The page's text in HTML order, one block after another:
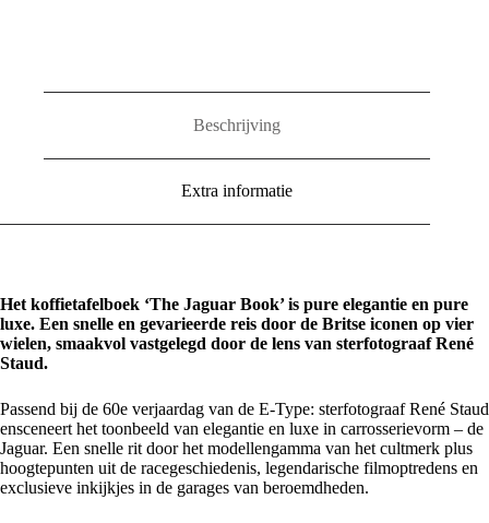
Beschrijving
Extra informatie
Het koffietafelboek ‘The Jaguar Book’ is pure elegantie en pure
luxe. Een snelle en gevarieerde reis door de Britse iconen op vier
wielen, smaakvol vastgelegd door de lens van sterfotograaf René
Staud.
Passend bij de 60e verjaardag van de E-Type: sterfotograaf René Staud
ensceneert het toonbeeld van elegantie en luxe in carrosserievorm – de
Jaguar. Een snelle rit door het modellengamma van het cultmerk plus
hoogtepunten uit de racegeschiedenis, legendarische filmoptredens en
exclusieve inkijkjes in de garages van beroemdheden.